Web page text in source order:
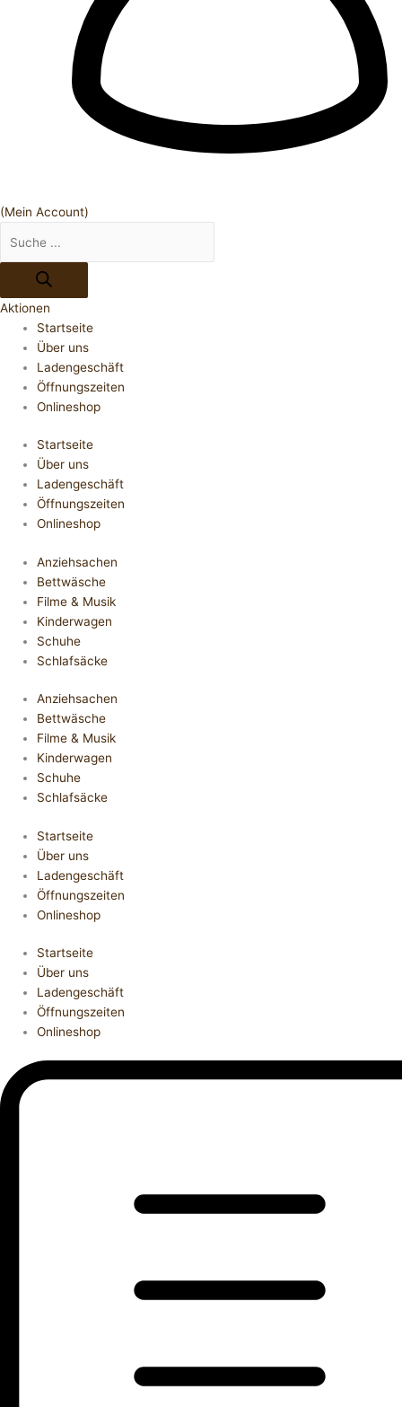
(Mein Account)
Aktionen
Startseite
Über uns
Ladengeschäft
Öffnungszeiten
Onlineshop
Startseite
Über uns
Ladengeschäft
Öffnungszeiten
Onlineshop
Anziehsachen
Bettwäsche
Filme & Musik
Kinderwagen
Schuhe
Schlafsäcke
Anziehsachen
Bettwäsche
Filme & Musik
Kinderwagen
Schuhe
Schlafsäcke
Startseite
Über uns
Ladengeschäft
Öffnungszeiten
Onlineshop
Startseite
Über uns
Ladengeschäft
Öffnungszeiten
Onlineshop